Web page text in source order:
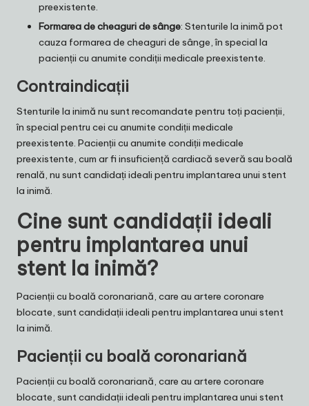
preexistente.
Formarea de cheaguri de sânge: Stenturile la inimă pot
cauza formarea de cheaguri de sânge, în special la
pacienții cu anumite condiții medicale preexistente.
Contraindicații
Stenturile la inimă nu sunt recomandate pentru toți pacienții,
în special pentru cei cu anumite condiții medicale
preexistente. Pacienții cu anumite condiții medicale
preexistente, cum ar fi insuficiență cardiacă severă sau boală
renală, nu sunt candidați ideali pentru implantarea unui stent
la inimă.
Cine sunt candidații ideali
pentru implantarea unui
stent la inimă?
Pacienții cu boală coronariană, care au artere coronare
blocate, sunt candidații ideali pentru implantarea unui stent
la inimă.
Pacienții cu boală coronariană
Pacienții cu boală coronariană, care au artere coronare
blocate, sunt candidații ideali pentru implantarea unui stent